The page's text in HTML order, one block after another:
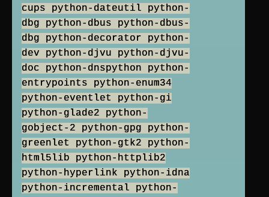
cups python-dateutil python-
dbg python-dbus python-dbus-
dbg python-decorator python-
dev python-djvu python-djvu-
doc python-dnspython python-
entrypoints python-enum34
python-eventlet python-gi
python-glade2 python-
gobject-2 python-gpg python-
greenlet python-gtk2 python-
html5lib python-httplib2
python-hyperlink python-idna
python-incremental python-